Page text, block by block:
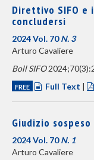
Direttivo SIFO e
concludersi
2024 Vol. 70N. 3
Arturo Cavaliere
Boll SIFO
FREE Full Text |
Giudizio sospeso
2024 Vol. 70N. 1
Arturo Cavaliere